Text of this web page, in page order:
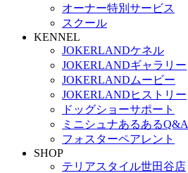
オーナー特別サービス
スクール
KENNEL
JOKERLANDケネル
JOKERLANDギャラリー
JOKERLANDムービー
JOKERLANDヒストリー
ドッグショーサポート
ミニシュナあるあるQ&A
フォスターペアレント
SHOP
テリアスタイル世田谷店